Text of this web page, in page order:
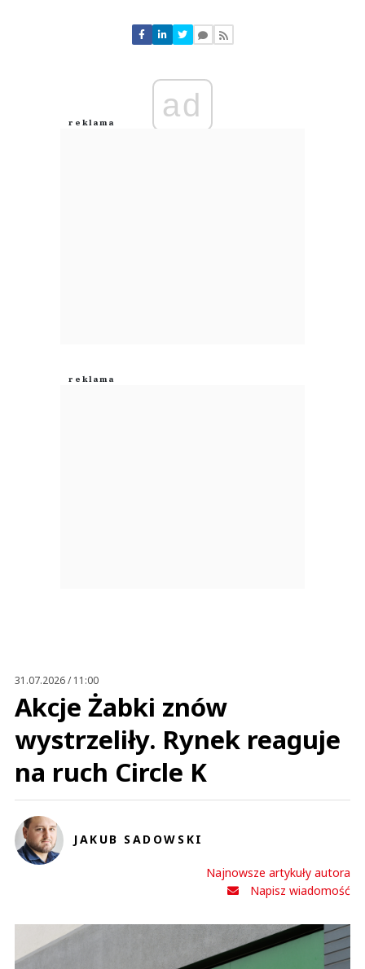
Nie znaleziono komentarzy
Zostaw swoje komentarze
Anuluj
ad
31.07.2026 / 11:00
Akcje Żabki znów
wystrzeliły. Rynek reaguje
na ruch Circle K
JAKUB SADOWSKI
Najnowsze artykuły autora
Napisz wiadomość